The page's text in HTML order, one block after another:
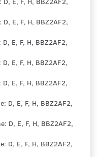
E, F, H, BBZ2AF2,
E, F, H, BBZ2AF2,
E, F, H, BBZ2AF2,
E, F, H, BBZ2AF2,
D, E, F, H, BBZ2AF2,
D, E, F, H, BBZ2AF2,
D, E, F, H, BBZ2AF2,